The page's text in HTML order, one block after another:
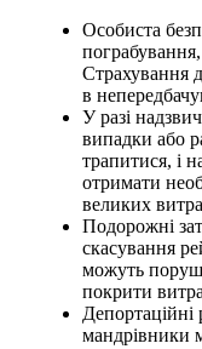
Особиста
Страхування
в
У разі
випадки або
трапитися, і
отримати
великих
Подорожні
скасування
можуть
покрити
мандрівники